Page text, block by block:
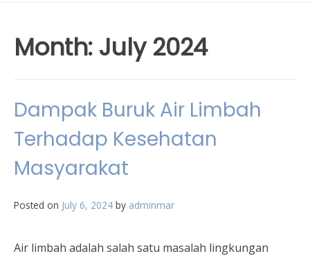
Month: July 2024
Dampak Buruk Air Limbah
Terhadap Kesehatan
Masyarakat
Posted on July 6, 2024 by adminmar
Air limbah adalah salah satu masalah lingkungan